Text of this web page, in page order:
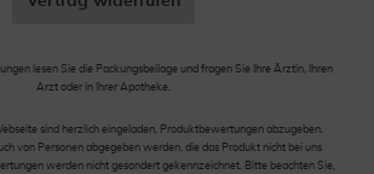
lesen Sie die Packungsbeilage und fragen Sie Ihre Ärztin, Ihren
Arzt oder in Ihrer Apotheke.
sind herzlich eingeladen, Produktbewertungen abzugeben.
von Personen abgegeben werden, die das Produkt nicht bei uns
werden nicht gesondert gekennzeichnet. Bitte beachten Sie,